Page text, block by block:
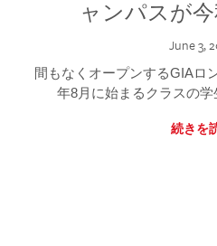
ャンパスが
June 3,
間もなくオープンするGIAロ
年8月に始まるクラスの学
続きを